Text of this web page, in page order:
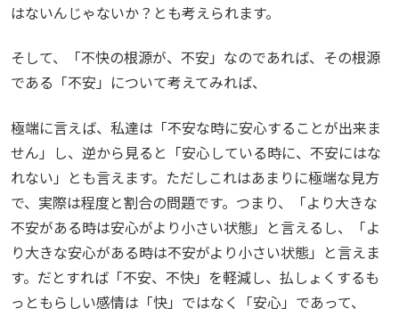
はないんじゃないか？とも考えられます。
そして、「不快の根源が、不安」なのであれば、その根源
である「不安」について考えてみれば、
極端に言えば、私達は「不安な時に安心することが出来ま
せん」し、逆から見ると「安心している時に、不安にはな
れない」とも言えます。ただしこれはあまりに極端な見方
で、実際は程度と割合の問題です。つまり、「より大きな
不安がある時は安心がより小さい状態」と言えるし、「よ
り大きな安心がある時は不安がより小さい状態」と言えま
す。だとすれば「不安、不快」を軽減し、払しょくするも
っともらしい感情は「快」ではなく「安心」であって、